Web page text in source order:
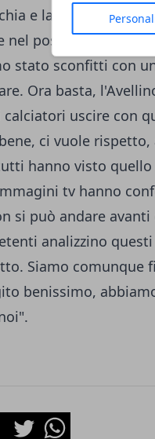
e la gara finisce
nel post gara si è
stato sconfitti con
Ora basta,
calciatori uscire con
ci vuole
hanno visto
tv hanno
si può andare
analizzino
Siamo comunque
benissimo,
TwitterWhatsapp